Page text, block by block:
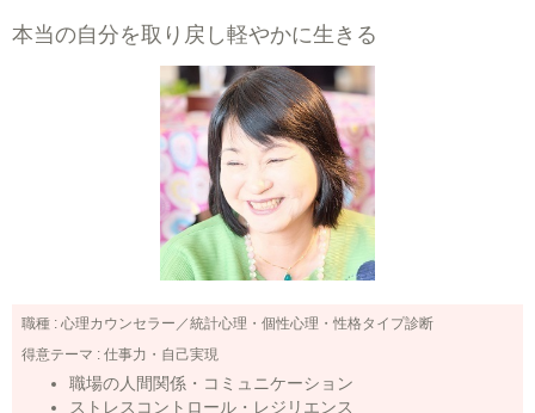
本当の自分を取り戻し軽やかに生きる
職種 : 心理カウンセラー／統計心理・個性心理・性格タイプ診断
得意テーマ : 仕事力・自己実現
職場の人間関係・コミュニケーション
ストレスコントロール・レジリエンス